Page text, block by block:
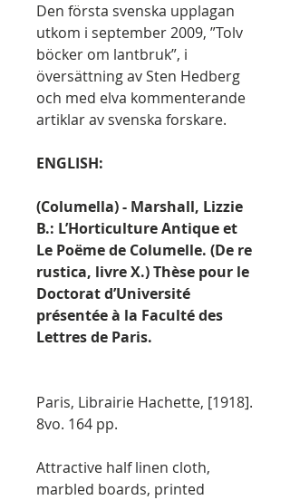
Den första svenska upplagan
utkom i september 2009, ”Tolv
böcker om lantbruk”, i
översättning av Sten Hedberg
och med elva kommenterande
artiklar av svenska forskare.
ENGLISH:
(Columella) - Marshall, Lizzie
B.: L’Horticulture Antique et
Le Poëme de Columelle. (De re
rustica, livre X.) Thèse pour le
Doctorat d’Université
présentée à la Faculté des
Lettres de Paris.
Paris, Librairie Hachette, [1918].
8vo. 164 pp.
Attractive half linen cloth,
marbled boards, printed